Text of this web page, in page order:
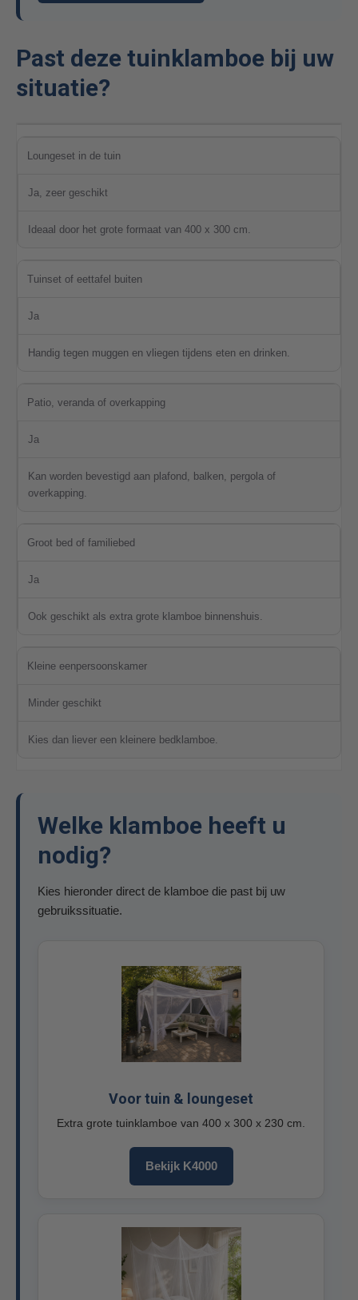
Past deze tuinklamboe bij uw
situatie?
Loungeset in de tuin
Ja, zeer geschikt
Ideaal door het grote formaat van 400 x 300 cm.
Tuinset of eettafel buiten
Ja
Handig tegen muggen en vliegen tijdens eten en drinken.
Patio, veranda of overkapping
Ja
Kan worden bevestigd aan plafond, balken, pergola of
overkapping.
Groot bed of familiebed
Ja
Ook geschikt als extra grote klamboe binnenshuis.
Kleine eenpersoonskamer
Minder geschikt
Kies dan liever een kleinere bedklamboe.
Welke klamboe heeft u
nodig?
Kies hieronder direct de klamboe die past bij uw
gebruikssituatie.
Voor tuin & loungeset
Extra grote tuinklamboe van 400 x 300 x 230 cm.
Bekijk K4000